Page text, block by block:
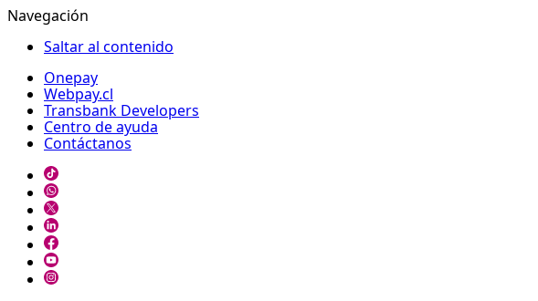
Navegación
Saltar al contenido
Onepay
Webpay.cl
Transbank Developers
Centro de ayuda
Contáctanos